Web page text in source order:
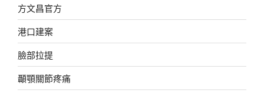
方文昌官方
港口建案
臉部拉提
顳顎關節疼痛